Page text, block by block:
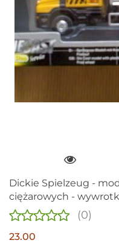
Dickie Spielzeug -
ciężarowych -
(0)
23.00